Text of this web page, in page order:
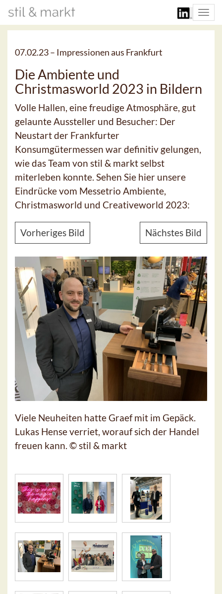
07.02.23 – Impressionen aus Frankfurt
Die Ambiente und
Christmasworld 2023 in Bildern
Volle Hallen, eine freudige Atmosphäre, gut
gelaunte Aussteller und Besucher: Der
Neustart der Frankfurter
Konsumgütermessen war definitiv gelungen,
wie das Team von stil & markt selbst
miterleben konnte. Sehen Sie hier unsere
Eindrücke vom Messetrio Ambiente,
Christmasworld und Creativeworld 2023:
Vorheriges Bild Nächstes Bild
Viele Neuheiten hatte Graef mit im Gepäck.
Lukas Hense verriet, worauf sich der Handel
freuen kann. © stil & markt